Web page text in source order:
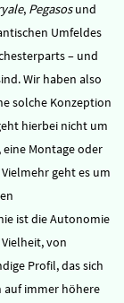
, Pegasosund
Umfeldes
– und
Wir haben also
solche Konzeption
hierbei nicht um
Montage oder
geht es um
ist die Autonomie
von
Profil, das sich
auf immer höhere